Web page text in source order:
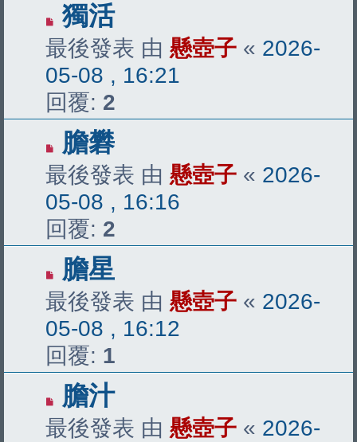
獨活
最後發表 由 懸壺子 « 2026-
05-08 , 16:21
回覆: 2
膽礬
最後發表 由 懸壺子 « 2026-
05-08 , 16:16
回覆: 2
膽星
最後發表 由 懸壺子 « 2026-
05-08 , 16:12
回覆: 1
膽汁
最後發表 由 懸壺子 « 2026-